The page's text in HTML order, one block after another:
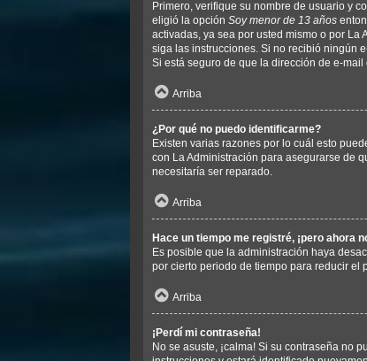
Primero, verifique su nombre de usuario y
eligió la opción Soy menor de 13 años
activadas, ya sea por usted mismo o por
siga las instrucciones. Si no recibió ningún
Si está seguro de que la dirección de e-
Arriba
¿Por qué no puedo identificarme?
Existen varias razones por lo cuál esto
con La Administración para asegurarse de
necesitaría ser reparado.
Arriba
Hace un tiempo me registré, ¡pero ahora
Es posible que la administración haya
por cierto periodo de tiempo para reducir el
Arriba
¡Perdí mi contraseña!
No se asuste, ¡calma! Si su contraseña no